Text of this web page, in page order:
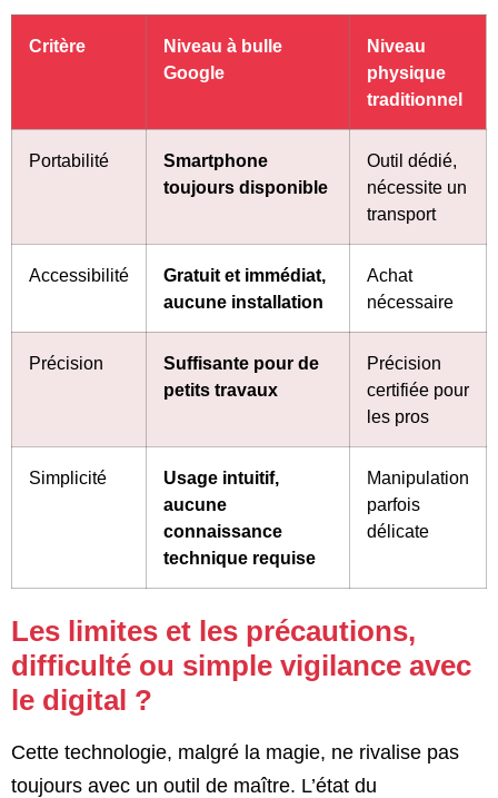
Critère
Niveau à bulle
Google
Niveau
physique
traditionnel
Portabilité
Smartphone
toujours disponible
Outil dédié,
nécessite un
transport
Accessibilité
Gratuit et immédiat,
aucune installation
Achat
nécessaire
Précision
Suffisante pour de
petits travaux
Précision
certifiée pour
les pros
Simplicité
Usage intuitif,
aucune
connaissance
technique requise
Manipulation
parfois
délicate
Les limites et les précautions,
difficulté ou simple vigilance avec
le digital ?
Cette technologie, malgré la magie, ne rivalise pas
toujours avec un outil de maître. L’état du